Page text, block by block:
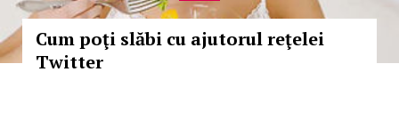
Cum poţi slăbi cu ajutorul reţelei
Twitter